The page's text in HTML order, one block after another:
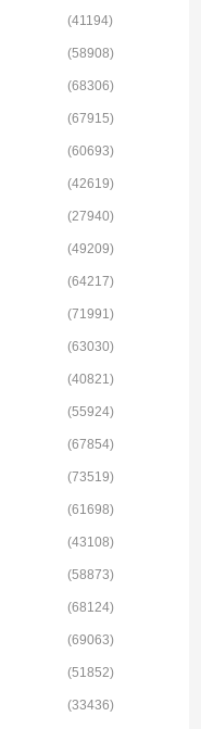
(41194)
(58908)
(68306)
(67915)
(60693)
(42619)
(27940)
(49209)
(64217)
(71991)
(63030)
(40821)
(55924)
(67854)
(73519)
(61698)
(43108)
(58873)
(68124)
(69063)
(51852)
(33436)